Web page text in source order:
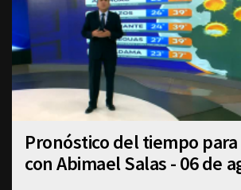
Pronóstico del tiempo
con Abimael Salas - 06 de